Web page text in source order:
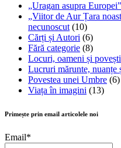
„Uragan asupra Europei”
„Viitor de Aur Țara
necunoscut(10)
Cărți și Autori (6)
Fără categorie (8)
Locuri, oameni și povești
Lucruri mărunte, nuanțe
Povestea unei Umbre (6)
Viața în imagini (13)
Primește prin email articolele noi
Email*